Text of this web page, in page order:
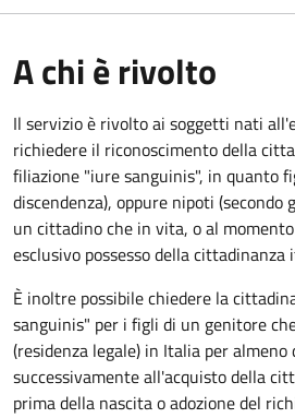
A chi è rivolto
Il servizio è rivolto ai soggetti nati
richiedere il riconoscimento della
filiazione "iure sanguinis", in quanto
discendenza), oppure nipoti (secondo
un cittadino che in vita, o al
esclusivo possesso della cittadinanza
È inoltre possibile chiedere la
sanguinis" per i figli di un genitore
(residenza legale) in Italia per almeno
successivamente all'acquisto della
prima della nascita o adozione del